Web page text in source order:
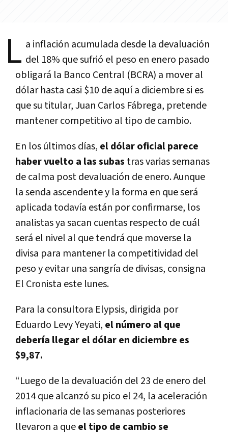
L a inflación acumulada desde la devaluación
del 18% que sufrió el peso en enero pasado
obligará la Banco Central (BCRA) a mover al
dólar hasta casi $10 de aquí a diciembre si es
que su titular, Juan Carlos Fábrega, pretende
mantener competitivo al tipo de cambio.
En los últimos días, el dólar oficial parece
haber vuelto a las subas tras varias semanas
de calma post devaluación de enero. Aunque
la senda ascendente y la forma en que será
aplicada todavía están por confirmarse, los
analistas ya sacan cuentas respecto de cuál
será el nivel al que tendrá que moverse la
divisa para mantener la competitividad del
peso y evitar una sangría de divisas, consigna
El Cronista este lunes.
Para la consultora Elypsis, dirigida por
Eduardo Levy Yeyati, el número al que
debería llegar el dólar en diciembre es
$9,87.
“Luego de la devaluación del 23 de enero del
2014 que alcanzó su pico el 24, la aceleración
inflacionaria de las semanas posteriores
llevaron a queel tipo de cambio se